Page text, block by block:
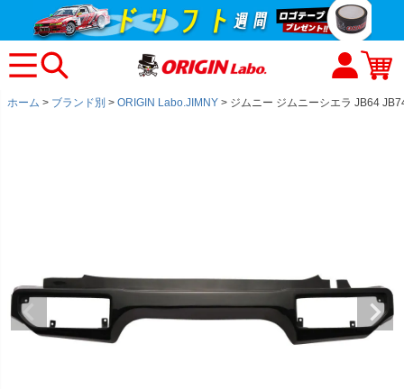
ホーム ブランド別 ORIGIN Labo.JIMNY ジムニー ジムニーシエラ JB64